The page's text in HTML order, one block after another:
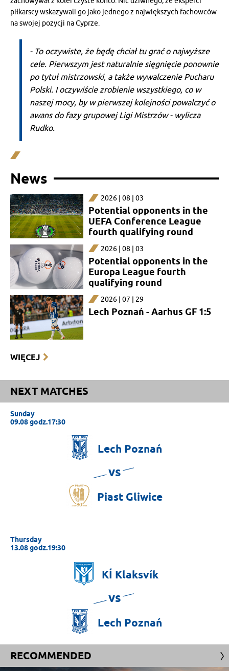
piłkarscy wskazywali go jako jednego z największych fachowców
na swojej pozycji na Cyprze.
- To oczywiste, że będę chciał tu grać o najwyższe
cele. Pierwszym jest naturalnie sięgnięcie ponownie
po tytuł mistrzowski, a także wywalczenie Pucharu
Polski. I oczywiście zrobienie wszystkiego, co w
naszej mocy, by w pierwszej kolejności powalczyć o
awans do fazy grupowej Ligi Mistrzów - wylicza
Rudko.
News
2026 | 08 | 03
Potential opponents in the
UEFA Conference League
fourth qualifying round
2026 | 08 | 03
Potential opponents in the
Europa League fourth
qualifying round
2026 | 07 | 29
Lech Poznań - Aarhus GF 1:5
WIĘCEJ
NEXT MATCHES
Sunday
09.08 godz.17:30
Lech Poznań
vs
Piast Gliwice
Thursday
13.08 godz.19:30
KÍ Klaksvík
vs
Lech Poznań
RECOMMENDED